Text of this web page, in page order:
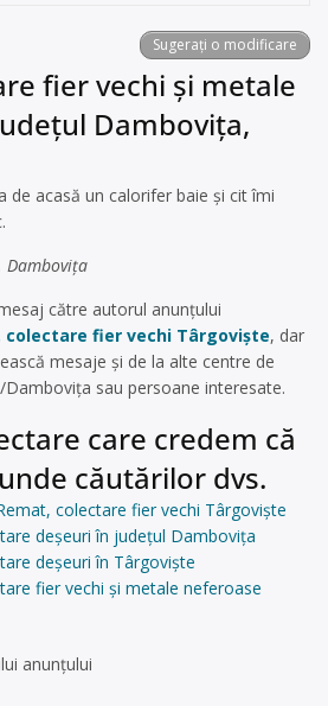
Sugerați o modificare
fier vechi și metale
Dambovița,
de acasă un calorifer baie și cit îmi
Dambovița
către autorul anunțului
colectare fier vechi Târgoviște, dar
mesaje și de la alte centre de
sau persoane interesate.
care credem că
căutărilor dvs.
colectare fier vechi Târgoviște
deșeuri în județul Dambovița
deșeuri în Târgoviște
fier vechi și metale neferoase
anunţului